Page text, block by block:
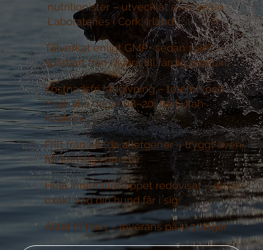
nutritionister –utvecklat av Mervue
Laboratories i Cork, Irland
Tillverkat enligt GMP+ sedan 1986 –
spårbart från råvara till färdig produkt
Kostnadsfri rådgivning –telefon och
mejl, alla dagar 08–20, helt utan
köpkrav
Fritt från kända allergener –tryggt även
för känsliga hundar
Hela innehållet öppet redovisat –du ser
exakt vad din hund får i sig
Alltid fri frakt –leverans på 1–3 dagar